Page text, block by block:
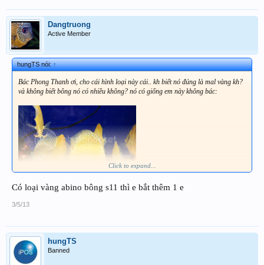
Dangtruong
Active Member
hungTS nói:↑
Bác Phong Thanh ơi, cho cái hình loại này cái.. kh biết nó đúng là mal vàng kh?
và không biết bông nó có nhiều không? nó có giống em này không bác:
Click to expand...
Có loại vàng abino bông s11 thì e bắt thêm 1 e
3/5/13
hungTS
Banned